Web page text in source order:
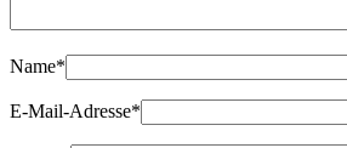
Name*
E-Mail-Adresse*